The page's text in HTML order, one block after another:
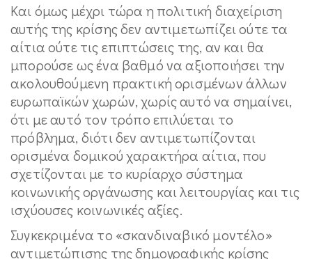
Και όμως μέχρι τώρα η πολιτική διαχείριση
αυτής της κρίσης δεν αντιμετωπίζει ούτε τα
αίτια ούτε τις επιπτώσεις της, αν και θα
μπορούσε ως ένα βαθμό να αξιοποιήσει την
ακολουθούμενη πρακτική ορισμένων άλλων
ευρωπαϊκών χωρών, χωρίς αυτό να σημαίνει,
ότι με αυτό τον τρόπο επιλύεται το
πρόβλημα, διότι δεν αντιμετωπίζονται
ορισμένα δομικού χαρακτήρα αίτια, που
σχετίζονται με το κυρίαρχο σύστημα
κοινωνικής οργάνωσης και λειτουργίας και τις
ισχύουσες κοινωνικές αξίες.
Συγκεκριμένα το «σκανδιναβικό μοντέλο»
αντιμετώπισης της δημογραφικής κρίσης